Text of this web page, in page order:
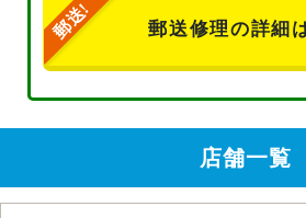
郵送修理の詳細
店舗一覧